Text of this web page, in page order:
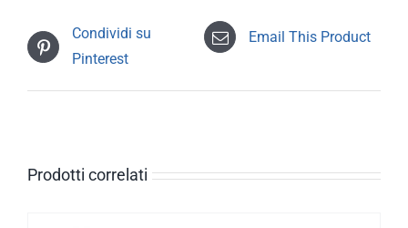
Condividi su
Pinterest
Email This Product
Prodotti correlati